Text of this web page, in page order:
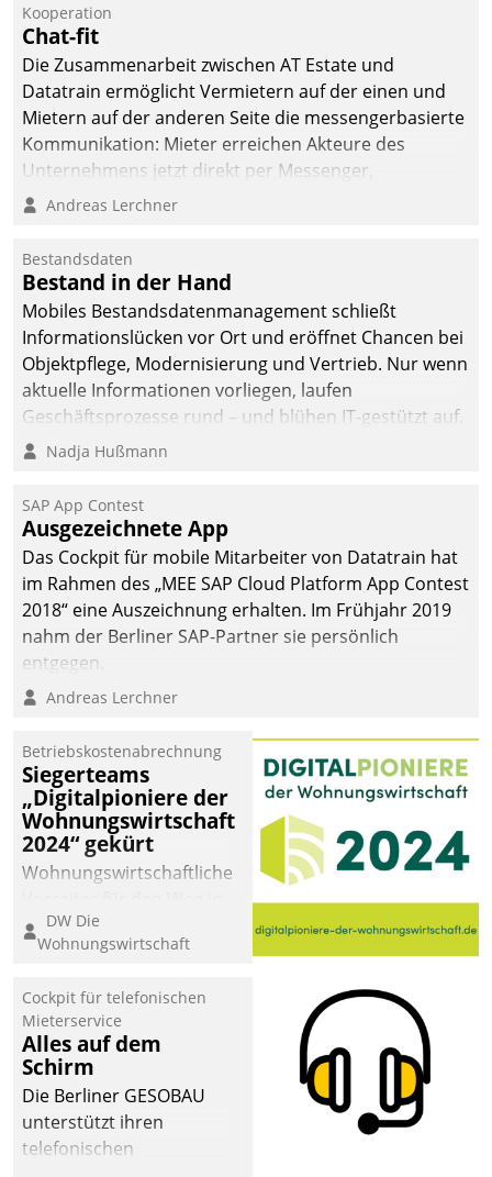
Kooperation
Chat-fit
Die Zusammenarbeit zwischen AT Estate und
Datatrain ermöglicht Vermietern auf der einen und
Mietern auf der anderen Seite die messengerbasierte
Kommunikation: Mieter erreichen Akteure des
Unternehmens jetzt direkt per Messenger,
Mitarbeiter oder Dienstleister empfangen oder
Andreas Lerchner
Bestandsdaten
Bestand in der Hand
Mobiles Bestandsdatenmanagement schließt
Informationslücken vor Ort und eröffnet Chancen bei
Objektpflege, Modernisierung und Vertrieb. Nur wenn
aktuelle Informationen vorliegen, laufen
Geschäftsprozesse rund – und blühen IT-gestützt auf.
Nadja Hußmann
SAP App Contest
Ausgezeichnete App
Das Cockpit für mobile Mitarbeiter von Datatrain hat
im Rahmen des „MEE SAP Cloud Platform App Contest
2018“ eine Auszeichnung erhalten. Im Frühjahr 2019
nahm der Berliner SAP-Partner sie persönlich
entgegen.
Andreas Lerchner
Betriebskostenabrechnung
Siegerteams
„Digitalpioniere der
Wohnungswirtschaft
2024“ gekürt
Wohnungswirtschaftliche
eine digitale Zukunft zu
finden, ist das Ziel des
der
Wohnungswirtschaft“.
Bewerben können sich
dafür ein Team
bestehend aus
Wohnungsunternehmen
und PropTech.
DW Die
Wohnungswirtschaft
Cockpit für telefonischen
Mieterservice
Alles auf dem
Schirm
Die Berliner GESOBAU
unterstützt ihren
telefonischen